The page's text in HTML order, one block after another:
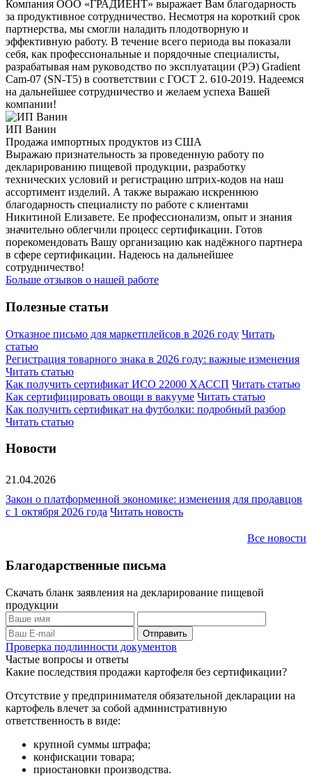
Компания ООО «ГРАДИЕНТ» выражает Вам благодарность
за продуктивное сотрудничество. Несмотря на короткий срок
партнерства, мы смогли наладить плодотворную и
эффективную работу. В течение всего периода вы показали
себя, как профессиональные и порядочные специалисты,
разрабатывая нам руководство по эксплуатации (РЭ) Gradient
Cam-07 (SN-T5) в соответствии с ГОСТ 2. 610-2019. Надеемся
на дальнейшее сотрудничество и желаем успеха Вашей
компании!
ИП Ванин
Продажа импортных продуктов из США
Выражаю признательность за проведенную работу по
декларированию пищевой продукции, разработку
технических условий и регистрацию штрих-кодов на наш
ассортимент изделий. А также выражаю искреннюю
благодарность специалисту по работе с клиентами
Никитиной Елизавете. Ее профессионализм, опыт и знания
значительно облегчили процесс сертификации. Готов
порекомендовать Вашу организацию как надёжного партнера
в сфере сертификации. Надеюсь на дальнейшее
сотрудничество!
Больше отзывов о нашей работе
Полезные статьи
Отказное письмо для маркетплейсов в 2026 году Читать
статью
Регистрация товарного знака в 2026 году: важные изменения
Читать статью
Как получить сертификат ИСО 22000 ХАССП Читать статью
Как сертифицировать овощи в вакууме Читать статью
Как получить сертификат на футболки: подробный разбор
Читать статью
Новости
21.04.2026
Закон о платформенной экономике: изменения для продавцов
с 1 октября 2026 года Читать новость
Все новости
Благодарственные письма
Скачать бланк заявления на декларирование пищевой
продукции
Проверка подлинности документов
Частые вопросы и ответы
Какие последствия продажи картофеля без сертификации?
Отсутствие у предпринимателя обязательной декларации на
картофель влечет за собой административную
ответственность в виде:
крупной суммы штрафа;
конфискации товара;
приостановки производства.